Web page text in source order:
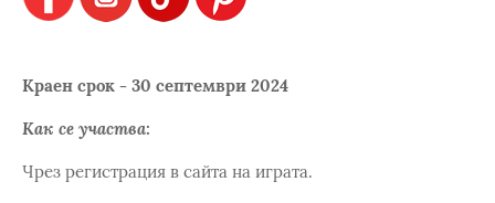
Краен срок - 30 септември 2024
Как се участва:
Чрез регистрация в сайта на играта.